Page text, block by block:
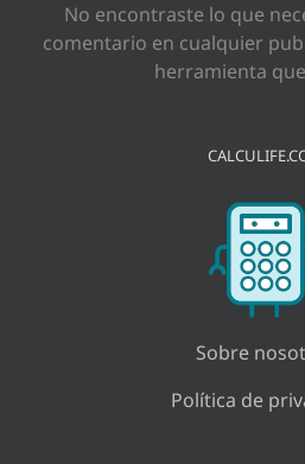
No encontraste lo que
comentario en cualquier
herramienta
Sobre
Política de